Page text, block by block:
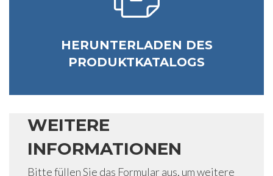
HERUNTERLADEN DES
PRODUKTKATALOGS
WEITERE
INFORMATIONEN
Bitte füllen Sie das Formular aus, um weitere